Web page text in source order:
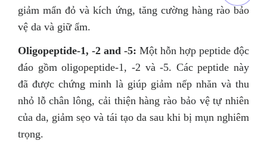
giảm mẩn đỏ và kích ứng, tăng cường hàng rào bảo
vệ da và giữ ẩm.
Oligopeptide-1, -2 and -5: Một hỗn hợp peptide độc
​​đáo gồm oligopeptide-1, -2 và -5. Các peptide này
đã được chứng minh là giúp giảm nếp nhăn và thu
nhỏ lỗ chân lông, cải thiện hàng rào bảo vệ tự nhiên
của da, giảm sẹo và tái tạo da sau khi bị mụn nghiêm
trọng.